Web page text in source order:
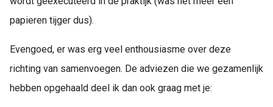
papieren tijger dus).
Evengoed, er was erg veel enthousiasme over deze
richting van samenvoegen. De adviezen die we gezamenlijk
hebben opgehaald deel ik dan ook graag met je: